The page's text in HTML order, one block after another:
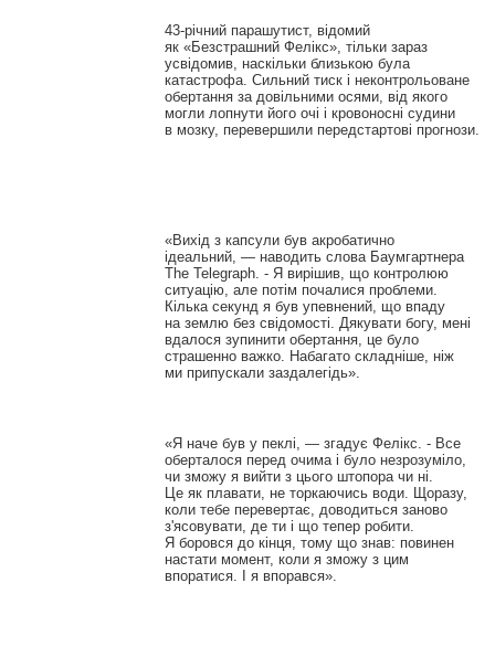
43-річний парашутист, відомий
як «Безстрашний Фелікс», тільки зараз
усвідомив, наскільки близькою була
катастрофа. Сильний тиск і неконтрольоване
обертання за довільними осями, від якого
могли лопнути його очі і кровоносні судини
в мозку, перевершили передстартові прогнози.
«Вихід з капсули був акробатично
ідеальний, — наводить слова Баумгартнера
The Telegraph. - Я вирішив, що контролюю
ситуацію, але потім почалися проблеми.
Кілька секунд я був упевнений, що впаду
на землю без свідомості. Дякувати богу, мені
вдалося зупинити обертання, це було
страшенно важко. Набагато складніше, ніж
ми припускали заздалегідь».
«Я наче був у пеклі, — згадує Фелікс. - Все
оберталося перед очима і було незрозуміло,
чи зможу я вийти з цього штопора чи ні.
Це як плавати, не торкаючись води. Щоразу,
коли тебе перевертає, доводиться заново
з'ясовувати, де ти і що тепер робити.
Я боровся до кінця, тому що знав: повинен
настати момент, коли я зможу з цим
впоратися. І я впорався».